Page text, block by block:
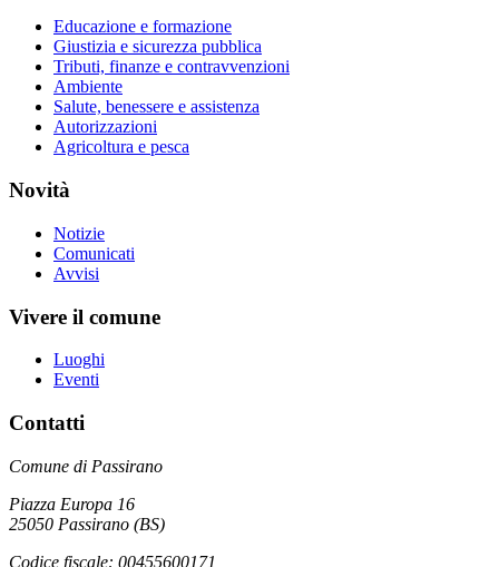
Educazione e formazione
Giustizia e sicurezza pubblica
Tributi, finanze e contravvenzioni
Ambiente
Salute, benessere e assistenza
Autorizzazioni
Agricoltura e pesca
Novità
Notizie
Comunicati
Avvisi
Vivere il comune
Luoghi
Eventi
Contatti
Comune di Passirano
Piazza Europa 16
25050 Passirano (BS)
Codice fiscale: 00455600171